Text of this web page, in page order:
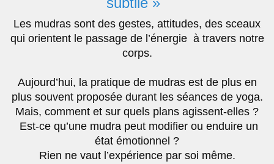
Les mudras sont des gestes, attitudes, des sceaux
qui orientent le passage de l’énergie à travers notre
corps.
Aujourd’hui, la pratique de mudras est de plus en
plus souvent proposée durant les séances de yoga.
Mais, comment et sur quels plans agissent-elles ?
Est-ce qu’une mudra peut modifier ou enduire un
état émotionnel ?
Rien ne vaut l’expérience par soi même.